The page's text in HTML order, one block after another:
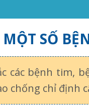
SỐ
các bệnh tim,
chống chỉ định